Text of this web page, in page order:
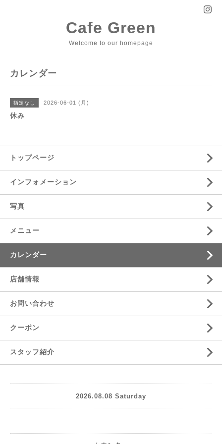
Cafe Green
Welcome to our homepage
カレンダー
指定なし 2026-06-01 (月)
休み
トップページ
インフォメーション
写真
メニュー
カレンダー
店舗情報
お問い合わせ
クーポン
スタッフ紹介
2026.08.08 Saturday